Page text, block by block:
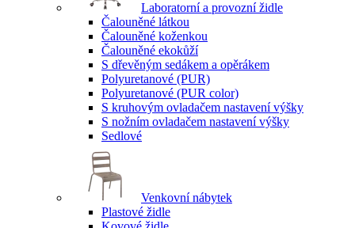
Laboratorní a provozní židle
Čalouněné látkou
Čalouněné koženkou
Čalouněné ekokůží
S dřevěným sedákem a opěrákem
Polyuretanové (PUR)
Polyuretanové (PUR color)
S kruhovým ovladačem nastavení výšky
S nožním ovladačem nastavení výšky
Sedlové
Venkovní nábytek
Plastové židle